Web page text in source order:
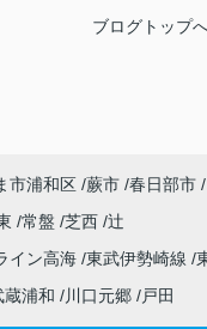
ブログトップ
市浦和区 蕨市 春日部市
常盤 芝西 辻
イン高海 東武伊勢崎線
蔵浦和 川口元郷 戸田